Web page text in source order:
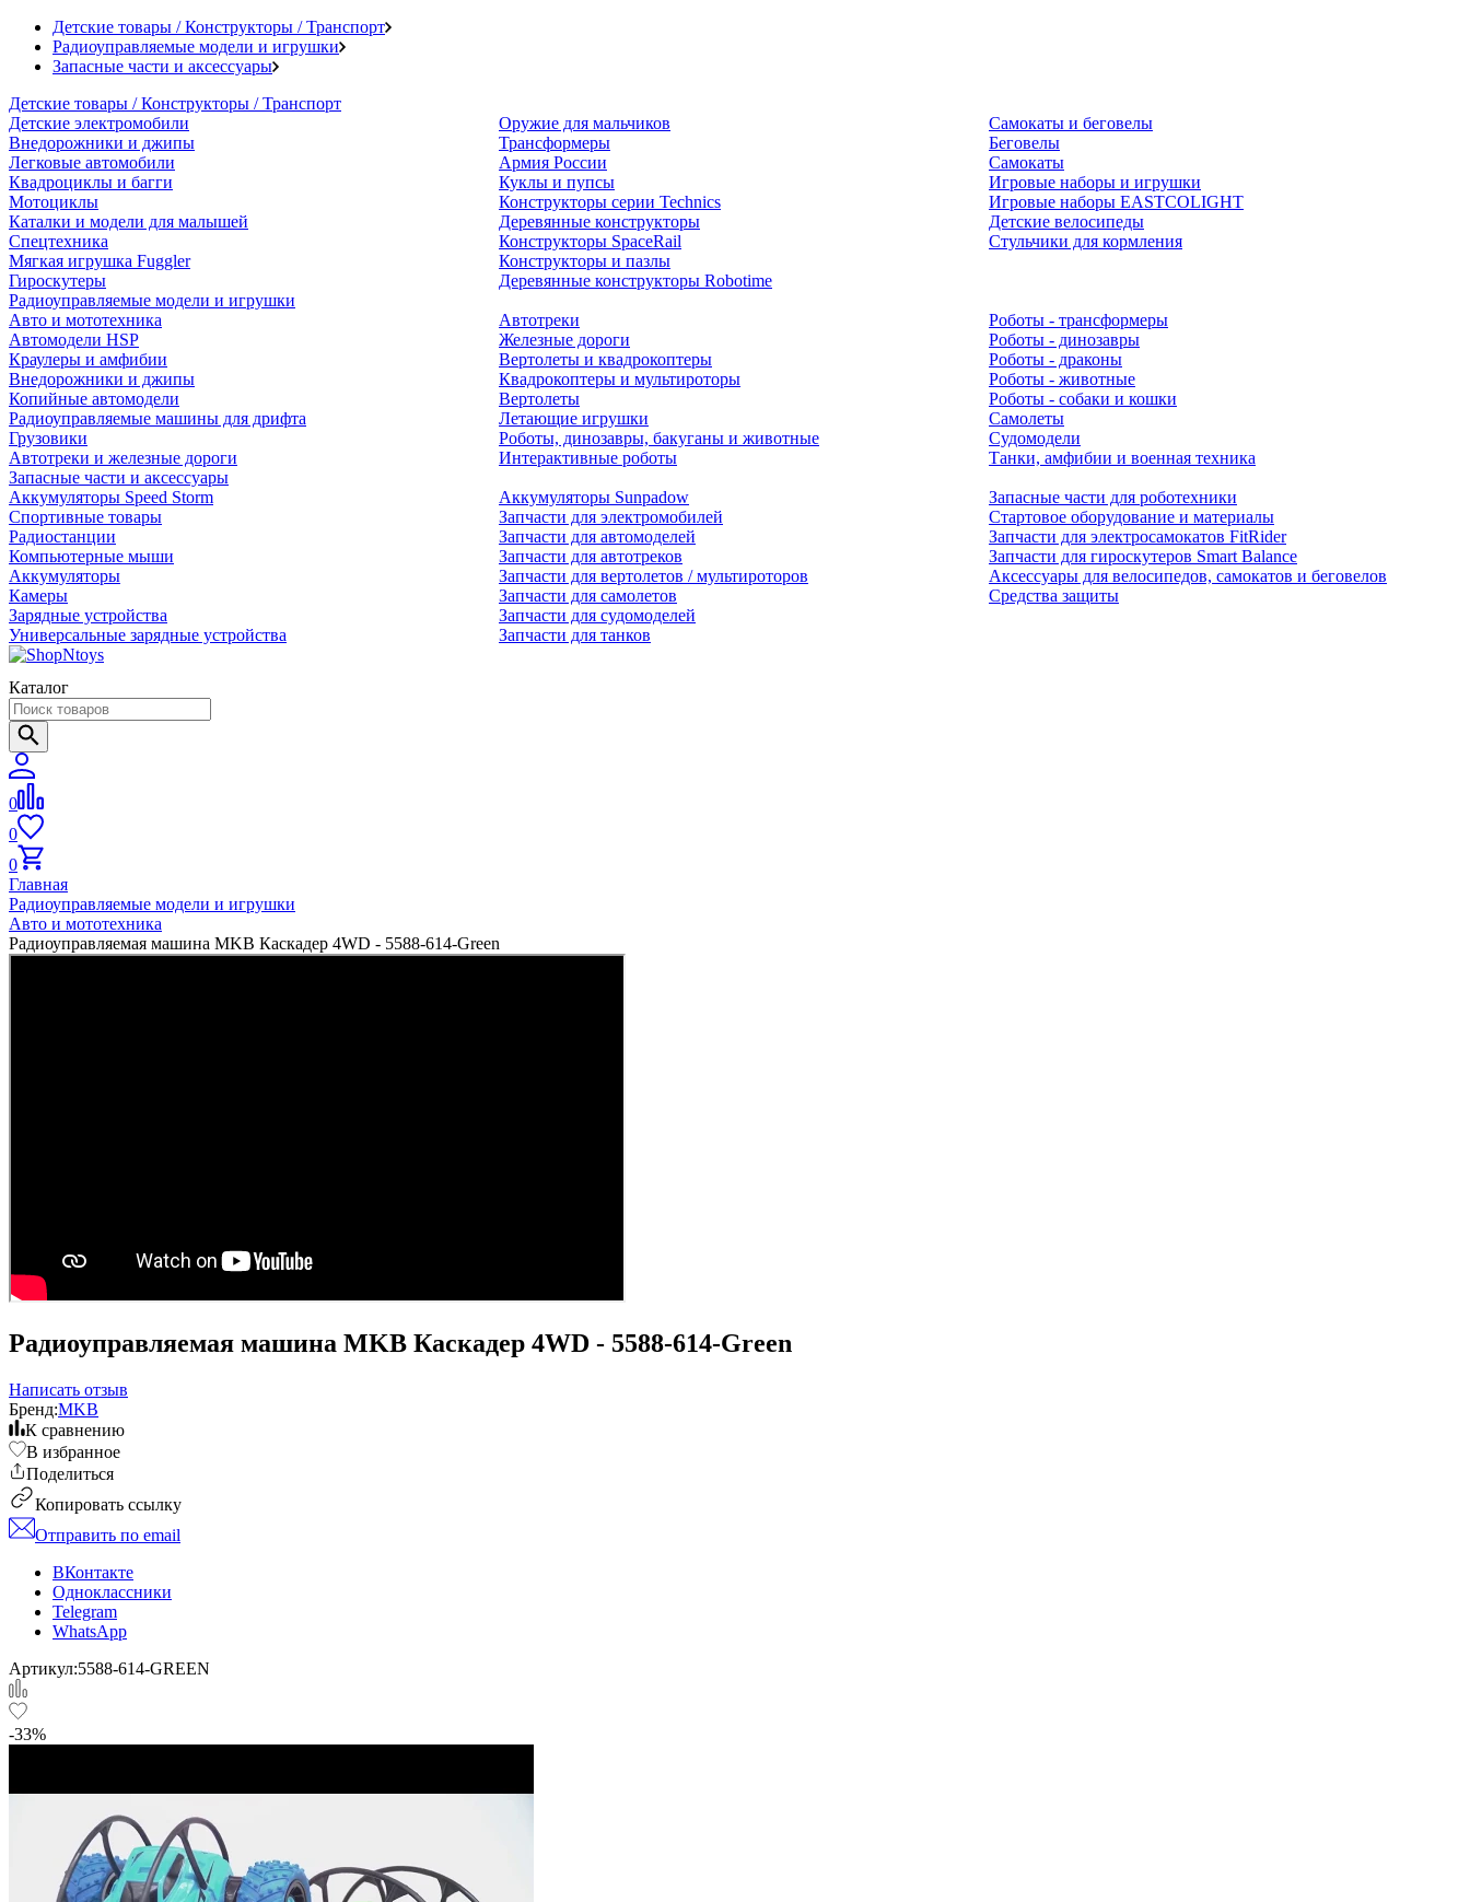
Детские товары / Конструкторы / Транспорт
Радиоуправляемые модели и игрушки
Запасные части и аксессуары
Детские товары / Конструкторы / Транспорт
Детские электромобили
Внедорожники и джипы
Легковые автомобили
Квадроциклы и багги
Мотоциклы
Каталки и модели для малышей
Спецтехника
Мягкая игрушка Fuggler
Гироскутеры
Оружие для мальчиков
Трансформеры
Армия России
Куклы и пупсы
Конструкторы серии Technics
Деревянные конструкторы
Конструкторы SpaceRail
Конструкторы и пазлы
Деревянные конструкторы Robotime
Самокаты и беговелы
Беговелы
Самокаты
Игровые наборы и игрушки
Игровые наборы EASTCOLIGHT
Детские велосипеды
Стульчики для кормления
Радиоуправляемые модели и игрушки
Авто и мототехника
Автомодели HSP
Краулеры и амфибии
Внедорожники и джипы
Копийные автомодели
Радиоуправляемые машины для дрифта
Грузовики
Автотреки и железные дороги
Автотреки
Железные дороги
Вертолеты и квадрокоптеры
Квадрокоптеры и мультироторы
Вертолеты
Летающие игрушки
Роботы, динозавры, бакуганы и животные
Интерактивные роботы
Роботы - трансформеры
Роботы - динозавры
Роботы - драконы
Роботы - животные
Роботы - собаки и кошки
Самолеты
Судомодели
Танки, амфибии и военная техника
Запасные части и аксессуары
Аккумуляторы Speed Storm
Спортивные товары
Радиостанции
Компьютерные мыши
Аккумуляторы
Камеры
Зарядные устройства
Универсальные зарядные устройства
Аккумуляторы Sunpadow
Запчасти для электромобилей
Запчасти для автомоделей
Запчасти для автотреков
Запчасти для вертолетов / мультироторов
Запчасти для самолетов
Запчасти для судомоделей
Запчасти для танков
Запасные части для роботехники
Стартовое оборудование и материалы
Запчасти для электросамокатов FitRider
Запчасти для гироскутеров Smart Balance
Аксессуары для велосипедов, самокатов и беговелов
Средства защиты
Каталог
0
0
0
Главная
Радиоуправляемые модели и игрушки
Авто и мототехника
Радиоуправляемая машина MKB Каскадер 4WD - 5588-614-Green
Радиоуправляемая машина MKB Каскадер 4WD - 5588-614-Green
Написать отзыв
Бренд:MKB
К сравнению
В избранное
Поделиться
Копировать ссылку
Отправить по email
ВКонтакте
Одноклассники
Telegram
WhatsApp
Артикул:5588-614-GREEN
-33%